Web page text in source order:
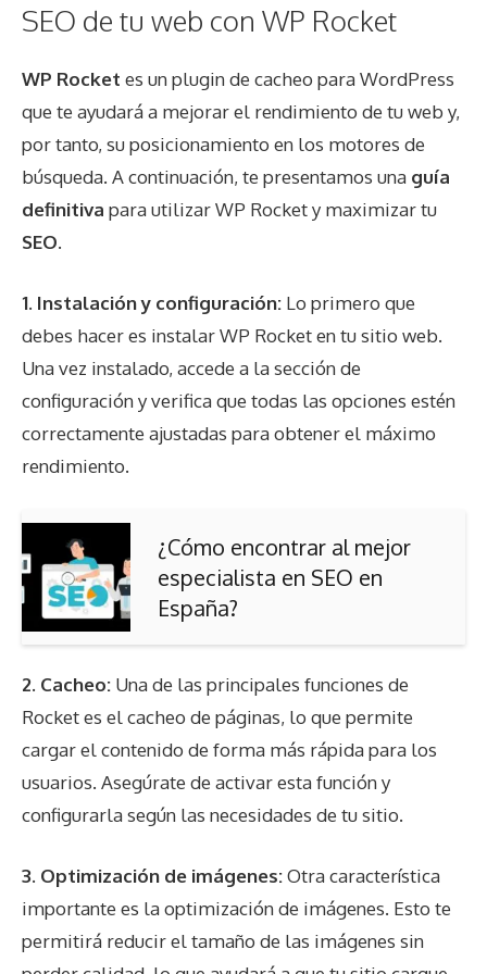
SEO de tu web con WP Rocket
WP Rocket es un plugin de cacheo para WordPress
que te ayudará a mejorar el rendimiento de tu web y,
por tanto, su posicionamiento en los motores de
búsqueda. A continuación, te presentamos una guía
definitiva para utilizar WP Rocket y maximizar tu
SEO.
1. Instalación y configuración: Lo primero que
debes hacer es instalar WP Rocket en tu sitio web.
Una vez instalado, accede a la sección de
configuración y verifica que todas las opciones estén
correctamente ajustadas para obtener el máximo
rendimiento.
¿Cómo encontrar al mejor
especialista en SEO en
España?
2. Cacheo: Una de las principales funciones de
Rocket es el cacheo de páginas, lo que permite
cargar el contenido de forma más rápida para los
usuarios. Asegúrate de activar esta función y
configurarla según las necesidades de tu sitio.
3. Optimización de imágenes:Otra característica
importante es la optimización de imágenes. Esto te
permitirá reducir el tamaño de las imágenes sin